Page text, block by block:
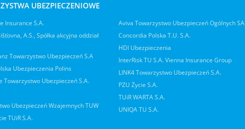
UBEZPIECZENIOWE
Insurance S.A.
A.S., Spółka akcyjna oddział
Towarzystwo Ubezpieczeń S.A
Ubezpieczenia Polins
Towarzystwo Ubezpieczeń S.A.
Ubezpieczeń Wzajemnych TUW
TUiR S.A.
Aviva Towarzystwo Ubezpieczeń Ogólnych SA
Concordia Polska T.U. S.A.
HDI Ubezpieczenia
InterRisk TU S.A. Vienna Insurance Group
LINK4 Towarzystwo Ubezpieczeń S.A.
PZU Życie S.A.
TUiR WARTA S.A.
UNIQA TU S.A.